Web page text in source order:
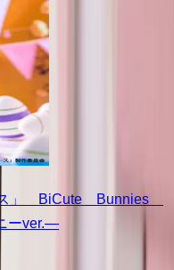
ス」 BiCute Bunnies
ーver.―